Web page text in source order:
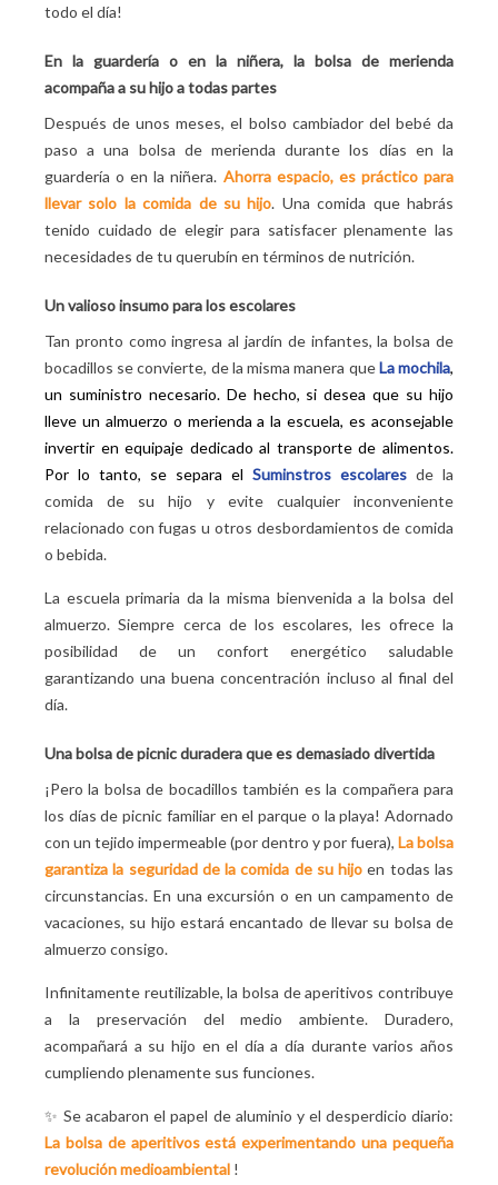
todo el día!
En la guardería o en la niñera, la bolsa de merienda
acompaña a su hijo a todas partes
Después de unos meses, el bolso cambiador del bebé da
paso a una bolsa de merienda durante los días en la
guardería o en la niñera. Ahorra espacio, es práctico para
llevar solo la comida de su hijo. Una comida que habrás
tenido cuidado de elegir para satisfacer plenamente las
necesidades de tu querubín en términos de nutrición.
Un valioso insumo para los escolares
Tan pronto como ingresa al jardín de infantes, la bolsa de
bocadillos se convierte, de la misma manera queLa mochila,
un suministro necesario. De hecho, si desea que su hijo
lleve un almuerzo o merienda a la escuela, es aconsejable
invertir en equipaje dedicado al transporte de alimentos.
Por lo tanto, se separa el Suminstros escolares de la
comida de su hijo y evite cualquier inconveniente
relacionado con fugas u otros desbordamientos de comida
o bebida.
La escuela primaria da la misma bienvenida a la bolsa del
almuerzo. Siempre cerca de los escolares, les ofrece la
posibilidad de un confort energético saludable
garantizando una buena concentración incluso al final del
día.
Una bolsa de picnic duradera que es demasiado divertida
¡Pero la bolsa de bocadillos también es la compañera para
los días de picnic familiar en el parque o la playa! Adornado
con un tejido impermeable (por dentro y por fuera), La bolsa
garantiza la seguridad de la comida de su hijo en todas las
circunstancias. En una excursión o en un campamento de
vacaciones, su hijo estará encantado de llevar su bolsa de
almuerzo consigo.
Infinitamente reutilizable, la bolsa de aperitivos contribuye
a la preservación del medio ambiente. Duradero,
acompañará a su hijo en el día a día durante varios años
cumpliendo plenamente sus funciones.
✨ Se acabaron el papel de aluminio y el desperdicio diario:
La bolsa de aperitivos está experimentando una pequeña
revolución medioambiental !